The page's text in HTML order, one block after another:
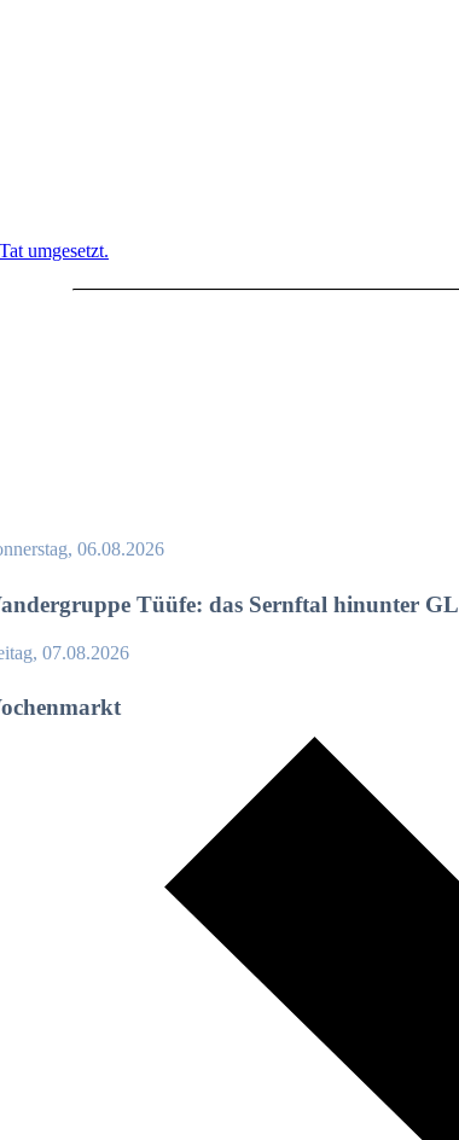
umgesetzt.
06.08.2026
Tüüfe: das Sernftal hinunter GL
07.08.2026